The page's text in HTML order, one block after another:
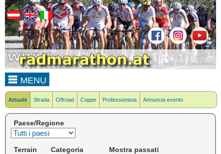
MENU
Attuale Strada Offroad Coppe Professionista Annuncia evento
Paese/Regione
Terrain Categoria Mostra passati